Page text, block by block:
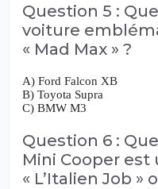
Question 5 :
voiture
« Mad Max » ?
A) Ford Falcon XB
B) Toyota Supra
C) BMW M3
Question 6 :
Mini Cooper est
« L’Italien Job »